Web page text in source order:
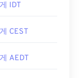
IDT
CEST
AEDT